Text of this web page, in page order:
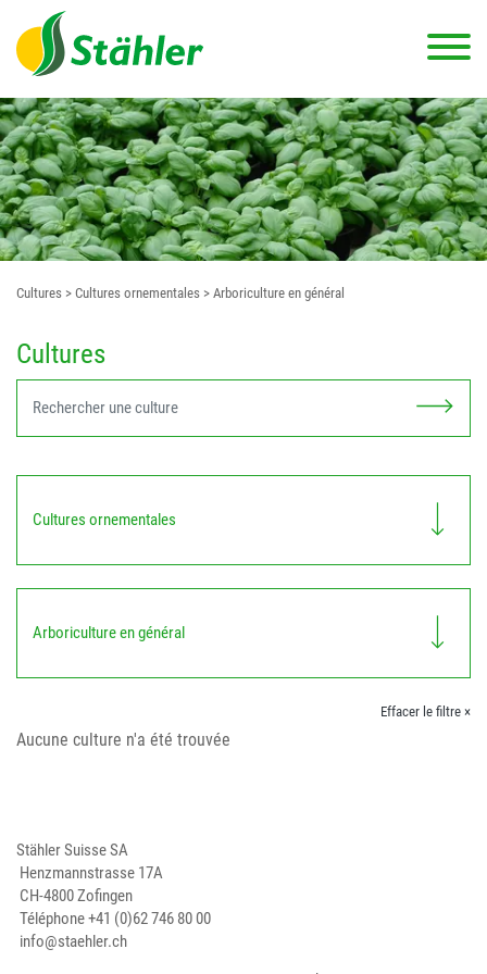
Cultures > Cultures ornementales > Arboriculture en général
Cultures
Cultures ornementales
Arboriculture en général
Effacer le filtre ×
Aucune culture n'a été trouvée
Stähler Suisse SA
Henzmannstrasse 17A
CH-4800 Zofingen
Téléphone+41 (0)62 746 80 00
info@staehler.ch